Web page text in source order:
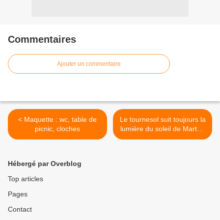
Commentaires
Ajouter un commentaire
< Maquette : wc, table de
picnic, cloches
Le tournesol suit toujours la
lumière du soleil de Martha
Hall Kelly (Charleston) >
Hébergé par Overblog
Top articles
Pages
Contact